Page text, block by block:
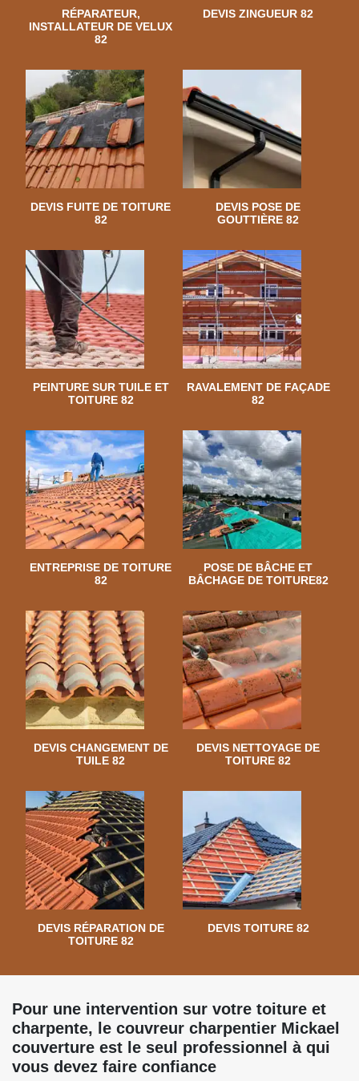
RÉPARATEUR,
INSTALLATEUR DE VELUX
82
DEVIS ZINGUEUR 82
DEVIS FUITE DE TOITURE
82
DEVIS POSE DE
GOUTTIÈRE 82
PEINTURE SUR TUILE ET
TOITURE 82
RAVALEMENT DE FAÇADE
82
ENTREPRISE DE TOITURE
82
POSE DE BÂCHE ET
BÂCHAGE DE TOITURE82
DEVIS CHANGEMENT DE
TUILE 82
DEVIS NETTOYAGE DE
TOITURE 82
DEVIS RÉPARATION DE
TOITURE 82
DEVIS TOITURE 82
Pour une intervention sur votre toiture et
charpente, le couvreur charpentier Mickael
couverture est le seul professionnel à qui
vous devez faire confiance